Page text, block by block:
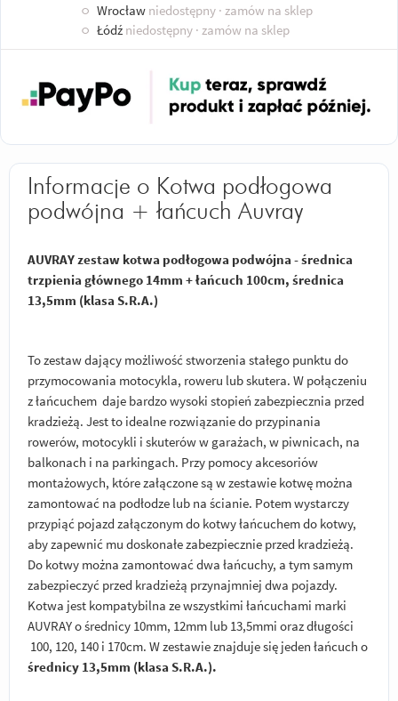
○ Wrocław niedostępny · zamów na sklep
○ Łódź niedostępny · zamów na sklep
Informacje o Kotwa podłogowa
podwójna + łańcuch Auvray
AUVRAY zestaw kotwa podłogowa podwójna - średnica
trzpienia głównego 14mm + łańcuch 100cm, średnica
13,5mm (klasa S.R.A.)
To zestaw dający możliwość stworzenia stałego punktu do
przymocowania motocykla, roweru lub skutera. W połączeniu
z łańcuchem daje bardzo wysoki stopień zabezpiecznia przed
kradzieżą. Jest to idealne rozwiązanie do przypinania
rowerów, motocykli i skuterów w garażach, w piwnicach, na
balkonach i na parkingach. Przy pomocy akcesoriów
montażowych, które załączone są w zestawie kotwę można
zamontować na podłodze lub na ścianie. Potem wystarczy
przypiąć pojazd załączonym do kotwy łańcuchem do kotwy,
aby zapewnić mu doskonałe zabezpiecznie przed kradzieżą.
Do kotwy można zamontować dwa łańcuchy, a tym samym
zabezpieczyć przed kradzieżą przynajmniej dwa pojazdy.
Kotwa jest kompatybilna ze wszystkimi łańcuchami marki
AUVRAY o średnicy 10mm, 12mm lub 13,5mmi oraz długości
100, 120, 140 i 170cm. W zestawie znajduje się jeden łańcuch o
średnicy 13,5mm (klasa S.R.A.).